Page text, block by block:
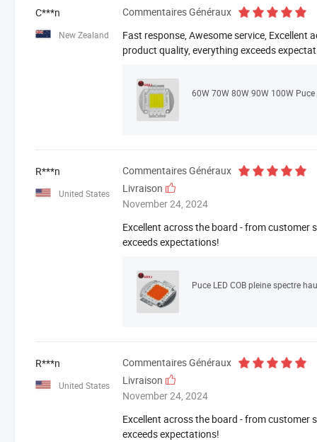
C***n
New Zealand
Commentaires Généraux
Fast response, Awesome service,
product quality, everything exceeds
60W 70W 80W 90W 100W
R***n
United States
Commentaires Généraux
Livraison
November 24, 2024
Excellent across the board - from customer
exceeds expectations!
R***n
United States
Commentaires Généraux
Livraison
November 24, 2024
Excellent across the board - from customer
exceeds expectations!